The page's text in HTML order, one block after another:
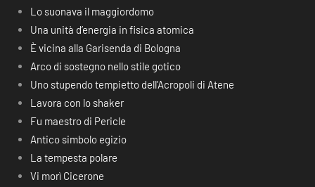
Lo suonava il maggiordomo
Una unità d’energia in fisica atomica
È vicina alla Garisenda di Bologna
Arco di sostegno nello stile gotico
Uno stupendo tempietto dell’Acropoli di Atene
Lavora con lo shaker
Fu maestro di Pericle
Antico simbolo egizio
La tempesta polare
Vi morì Cicerone